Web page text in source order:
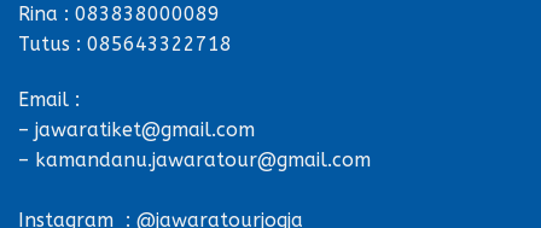
Rina : 083838000089
Tutus : 085643322718
Email :
– jawaratiket@gmail.com
– kamandanu.jawaratour@gmail.com
Instagram : @jawaratourjogja